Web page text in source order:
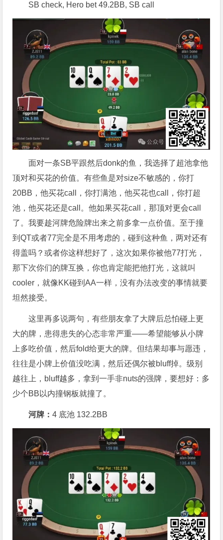
SB check, Hero bet 49.2BB, SB call
面对一条SB平跟然后donk的鱼，我选择了超池拿他
顶对和买花的价值。有些鱼是对size不敏感的，你打
20BB，他买花call，你打满池，他买花也call，你打超
池，他买花还是call。他如果买花call，那顶对更会call
了。我要趁河牌危险牌出来之前多拿一点价值。至于撞
到QT或者77完全是不用考虑的，碰到这种鱼，两对还有
得盖吗？或者你这样想好了，这次如果你被他77打光，
那下次你们的牌互换，你也肯定能把他打光，这就叫
cooler，就像KK碰到AA一样，没有办法改变的事情就要
坦然接受。
这里再多说两句，有些朋友拿了大牌后总怕碰上更
大的牌，患得患失的心态非常严重——希望能够从小牌
上多吃价值，然后fold给更大的牌。但结果却事与愿违，
往往是小牌上价值没吃满，然后还偶尔被bluff掉。级别
越往上，bluff越多，拿到一手非nuts的强牌，要想好：多
少个BB以内撞钢板就撞了。
河牌：4 底池 132.2BB